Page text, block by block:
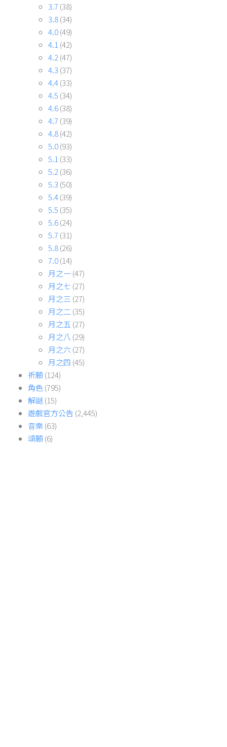
3.7 (38)
3.8(34)
4.0(49)
4.1(42)
4.2(47)
4.3 (37)
4.4(33)
4.5 (34)
4.6(38)
4.7 (39)
4.8(42)
5.0(93)
5.1(33)
5.2(36)
5.3 (50)
5.4(39)
5.5 (35)
5.6(24)
5.7 (31)
5.8(26)
7.0(14)
月之一(47)
月之七 (27)
月之三 (27)
月之二(35)
月之五 (27)
月之八 (29)
月之六 (27)
月之四 (45)
祈願(124)
角色(795)
解謎(15)
遊戲官方公告 (2,445)
音樂 (63)
頌願(6)